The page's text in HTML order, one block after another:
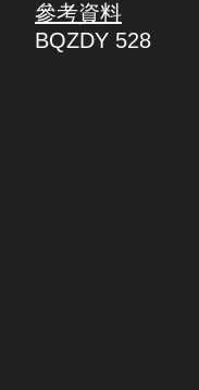
參考資料
BQZDY 528